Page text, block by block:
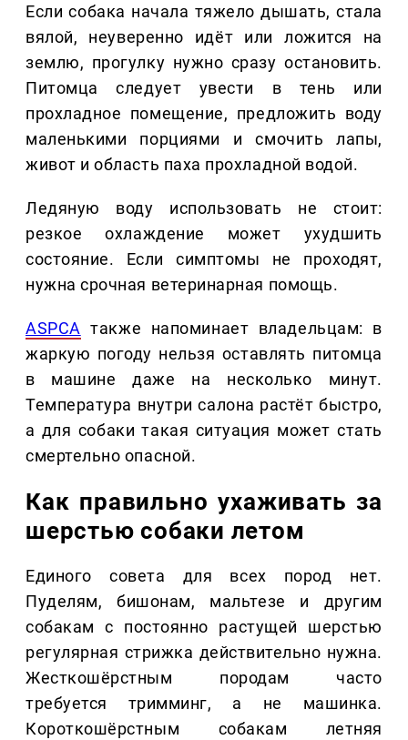
Если собака начала тяжело дышать, стала
вялой, неуверенно идёт или ложится на
землю, прогулку нужно сразу остановить.
Питомца следует увести в тень или
прохладное помещение, предложить воду
маленькими порциями и смочить лапы,
живот и область паха прохладной водой.
Ледяную воду использовать не стоит:
резкое охлаждение может ухудшить
состояние. Если симптомы не проходят,
нужна срочная ветеринарная помощь.
ASPCA также напоминает владельцам: в
жаркую погоду нельзя оставлять питомца
в машине даже на несколько минут.
Температура внутри салона растёт быстро,
а для собаки такая ситуация может стать
смертельно опасной.
Как правильно ухаживать за
шерстью собаки летом
Единого совета для всех пород нет.
Пуделям, бишонам, мальтезе и другим
собакам с постоянно растущей шерстью
регулярная стрижка действительно нужна.
Жесткошёрстным породам часто
требуется тримминг, а не машинка.
Короткошёрстным собакам летняя